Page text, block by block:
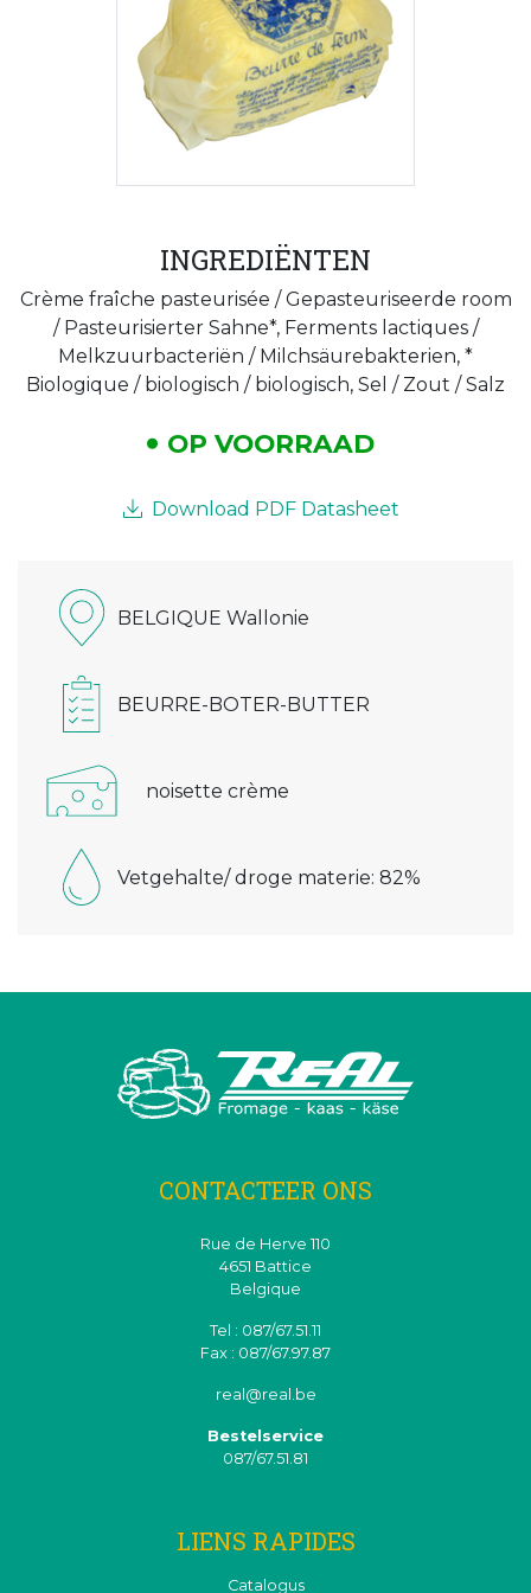
INGREDIËNTEN
Crème fraîche pasteurisée / Gepasteuriseerde room
/ Pasteurisierter Sahne*, Ferments lactiques /
Melkzuurbacteriën / Milchsäurebakterien, *
Biologique / biologisch / biologisch, Sel / Zout / Salz
OP VOORRAAD
Download PDF Datasheet
BELGIQUE Wallonie
BEURRE-BOTER-BUTTER
noisette crème
Vetgehalte/ droge materie: 82%
CONTACTEER ONS
Rue de Herve 110
4651 Battice
Belgique
Tel : 087/67.51.11
Fax : 087/67.97.87
real@real.be
Bestelservice
087/67.51.81
LIENS RAPIDES
Catalogus